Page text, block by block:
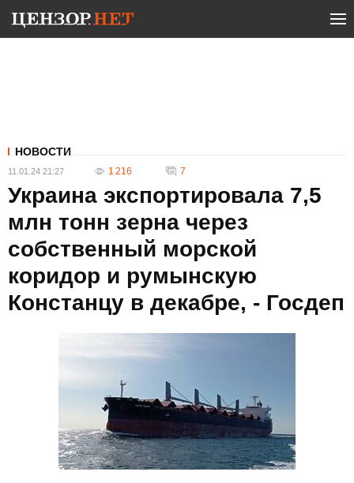
НОВОСТИ
11.01.24 21:27 1 216 7
Украина экспортировала 7,5
млн тонн зерна через
собственный морской
коридор и румынскую
Констанцу в декабре, - Госдеп